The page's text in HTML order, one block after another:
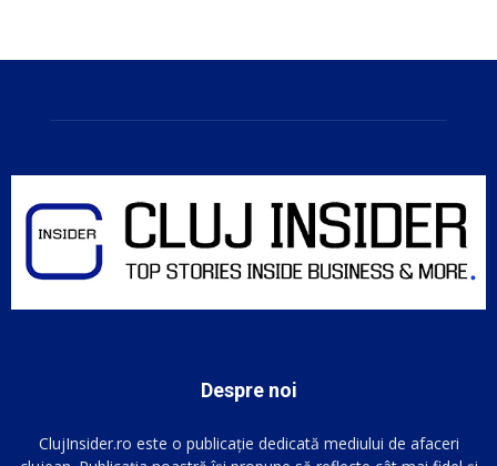
Despre noi
ClujInsider.ro este o publicație dedicată mediului de afaceri